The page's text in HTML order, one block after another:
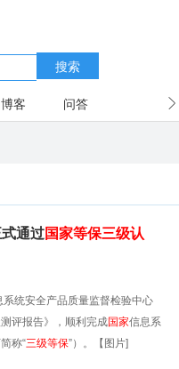
搜索
博客 问答
通过国家等保三级认
系统安全产品质量监督检验中心
评报告》，顺利完成国家信息系
称“三级等保”）。【图片]